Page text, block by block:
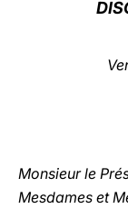
Monsieur le
Mesdames et